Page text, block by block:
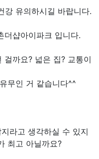
강 유의하시길 바랍니다.
샵아이파크 입니다.
까요? 넓은 집? 교통이
무인 거 같습니다^^
라고 생각하실 수 있지
최고 아닐까요?